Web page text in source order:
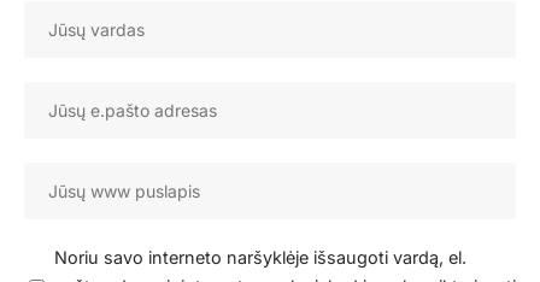
Noriu savo interneto naršyklėje išsaugoti vardą, el.